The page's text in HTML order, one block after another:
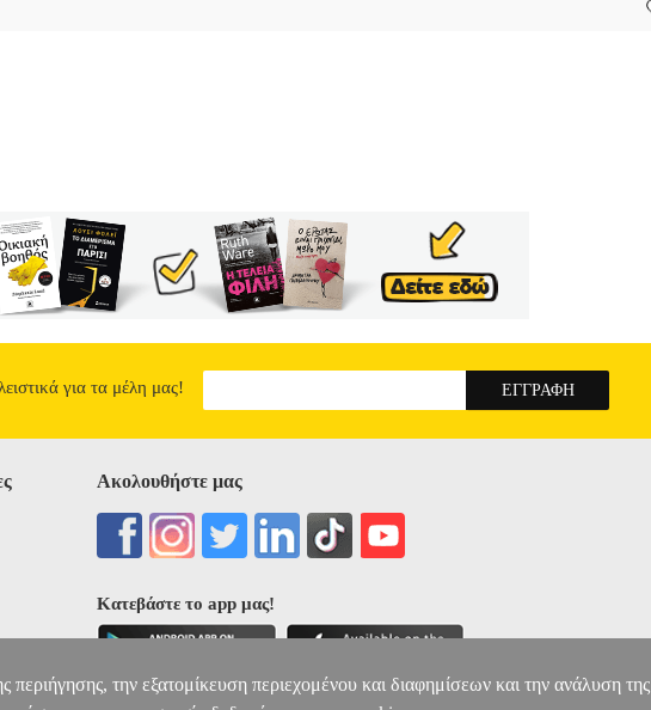
για τα μέλη μας!
Ακολουθήστε μας
Κατεβάστε το app μας!
περιήγησης, την εξατομίκευση περιεχομένου και διαφημίσεων και την ανάλυση της